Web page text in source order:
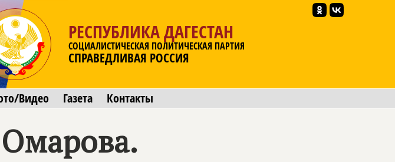
РЕСПУБЛИКА ДАГЕСТАН
СОЦИАЛИСТИЧЕСКАЯ ПОЛИТИЧЕСКАЯ ПАРТИЯ
СПРАВЕДЛИВАЯ РОССИЯ
Видео Газета Контакты